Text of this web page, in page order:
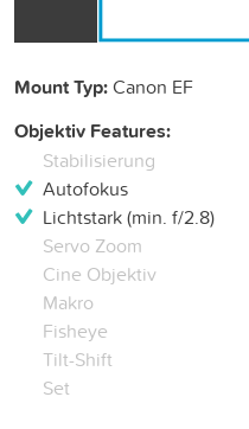
Mount Typ:Canon EF
Objektiv Features:
Stabilisierung
Autofokus
Lichtstark (min. f/2.8)
Servo Zoom
Cine Objektiv
Makro
Fisheye
Tilt-Shift
Set